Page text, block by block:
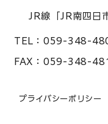
JR線「JR南四日
TEL： 059-348-
FAX： 059-348-
プライバシーポリシー